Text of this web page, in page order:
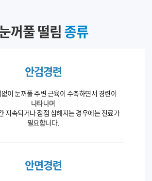
꺼풀 떨림종류
안검경련
이 눈꺼풀 주변 근육이 수축하면서 경련이
나타나며
지속되거나 점점 심해지는 경우에는 진료가
필요합니다.
안면경련